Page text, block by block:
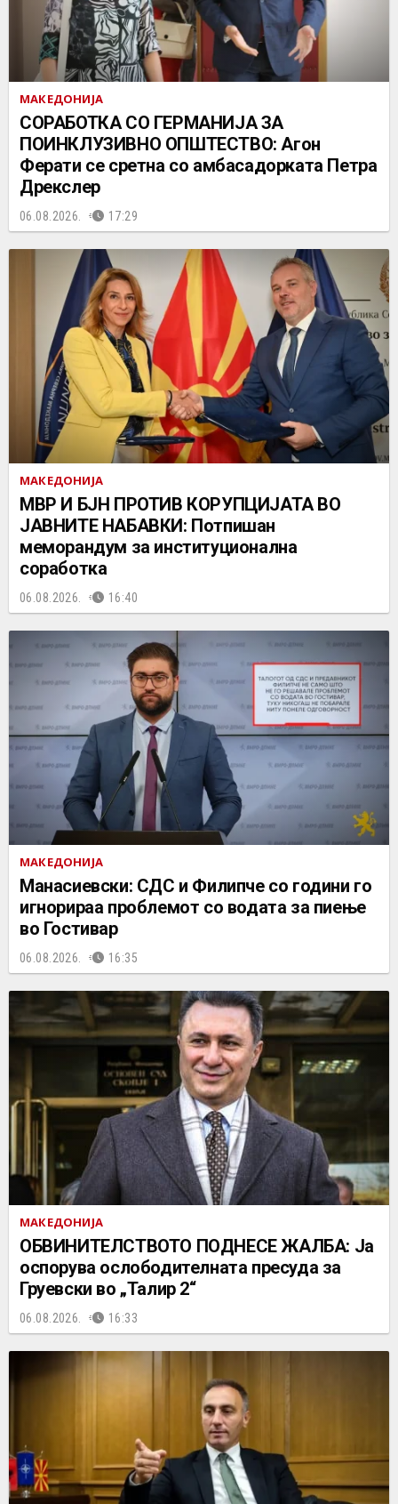
МАКЕДОНИЈА
СОРАБОТКА СО ГЕРМАНИЈА ЗА
ПОИНКЛУЗИВНО ОПШТЕСТВО: Агон
Ферати се сретна со амбасадорката Петра
Дрекслер
06.08.2026. 17:29
МАКЕДОНИЈА
МВР И БЈН ПРОТИВ КОРУПЦИЈАТА ВО
ЈАВНИТЕ НАБАВКИ: Потпишан
меморандум за институционална
соработка
06.08.2026. 16:40
МАКЕДОНИЈА
Манасиевски: СДС и Филипче со години го
игнорираа проблемот со водата за пиење
во Гостивар
06.08.2026. 16:35
МАКЕДОНИЈА
ОБВИНИТЕЛСТВОТО ПОДНЕСЕ ЖАЛБА: Ја
оспорува ослободителната пресуда за
Груевски во „Талир 2“
06.08.2026. 16:33